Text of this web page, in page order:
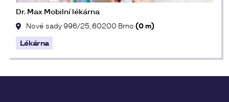
Dr. Max Mobilní lékárna
Nové sady 996/25, 60200 Brno (0 m)
Lékárna